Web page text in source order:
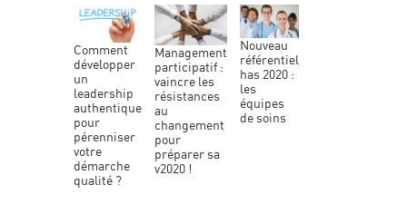
comment
développer
un
leadership
authentique
pour
pérenniser
votre
démarche
qualité ?
management
participatif :
vaincre les
résistances
au
changement
pour
préparer sa
v2020 !
nouveau
référentiel
has 2020 :
les
équipes
de soins